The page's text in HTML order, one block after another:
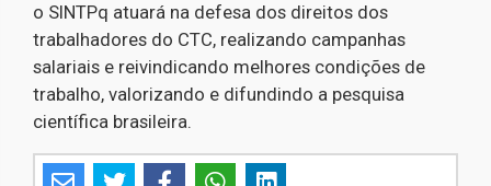
o SINTPq atuará na defesa dos direitos dos
trabalhadores do CTC, realizando campanhas
salariais e reivindicando melhores condições de
trabalho, valorizando e difundindo a pesquisa
científica brasileira.